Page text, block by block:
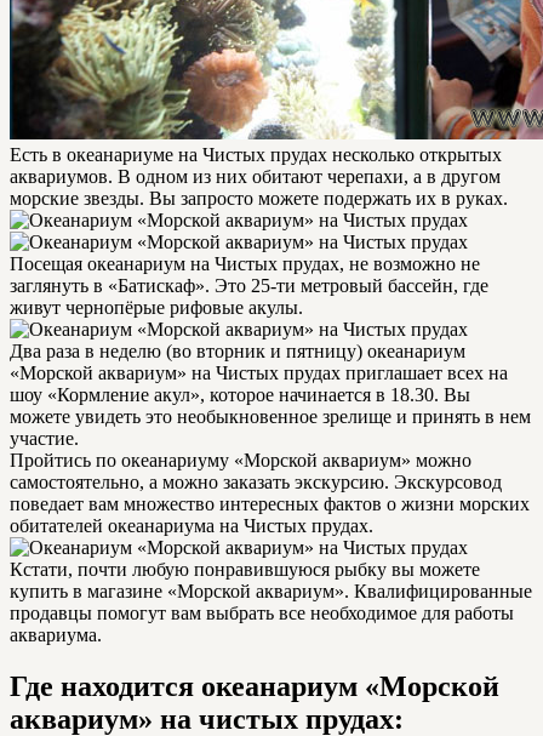
Есть в океанариуме на Чистых прудах несколько открытых
аквариумов. В одном из них обитают черепахи, а в другом
морские звезды. Вы запросто можете подержать их в руках.
Посещая океанариум на Чистых прудах, не возможно не
заглянуть в «Батискаф». Это 25-ти метровый бассейн, где
живут чернопёрые рифовые акулы.
Два раза в неделю (во вторник и пятницу) океанариум
«Морской аквариум» на Чистых прудах приглашает всех на
шоу «Кормление акул», которое начинается в 18.30. Вы
можете увидеть это необыкновенное зрелище и принять в нем
участие.
Пройтись по океанариуму «Морской аквариум» можно
самостоятельно, а можно заказать экскурсию. Экскурсовод
поведает вам множество интересных фактов о жизни морских
обитателей океанариума на Чистых прудах.
Кстати, почти любую понравившуюся рыбку вы можете
купить в магазине «Морской аквариум». Квалифицированные
продавцы помогут вам выбрать все необходимое для работы
аквариума.
Где находится океанариум «Морской
аквариум» на чистых прудах: